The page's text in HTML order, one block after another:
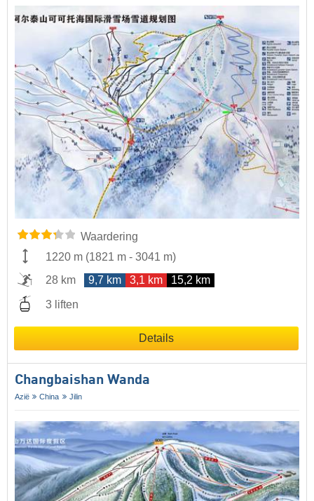
Waardering
1220 m (1821 m - 3041 m)
28 km
9,7 km 3,1 km 15,2 km
3 liften
Details
Changbaishan Wanda
Azië China Jilin